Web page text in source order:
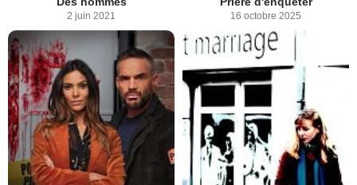
2 juin 2021 16 octobre 2025